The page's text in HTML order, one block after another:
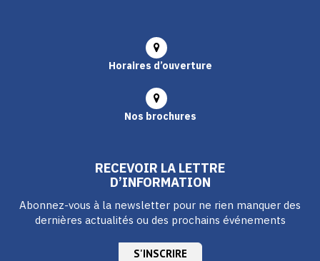
Horaires d’ouverture
Nos brochures
RECEVOIR LA LETTRE
D’INFORMATION
Abonnez-vous à la newsletter pour ne rien manquer des
dernières actualités ou des prochains événements
S'INSCRIRE